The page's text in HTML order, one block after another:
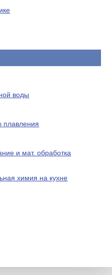
воды
плавления
и мат. обработка
химия на кухне